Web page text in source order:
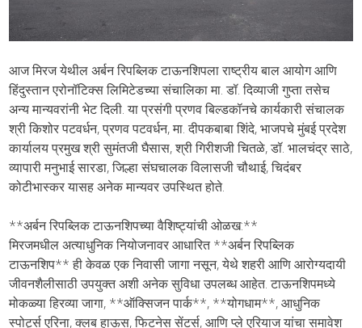
आज मिरज येथील अर्बन रिपब्लिक टाऊनशिपला राष्ट्रीय बाल आयोग आणि
हिंदुस्तान एरोनॉटिक्स लिमिटेडच्या संचालिका मा. डॉ. दिव्याजी गुप्ता तसेच
अन्य मान्यवरांनी भेट दिली. या प्रसंगी प्रणव बिल्डकॉनचे कार्यकारी संचालक
श्री किशोर पटवर्धन, प्रणव पटवर्धन, मा. दीपकबाबा शिंदे, भाजपचे मुंबई प्रदेश
कार्यालय प्रमुख श्री सुमंतजी घैसास, श्री गिरीशजी चितळे, डॉ. भालचंद्र साठे,
व्यापारी मनुभाई सारडा, जिल्हा संघचालक विलासजी चौथाई, चिदंबर
कोटीभास्कर यासह अनेक मान्यवर उपस्थित होते.
**अर्बन रिपब्लिक टाऊनशिपच्या वैशिष्ट्यांची ओळख:**
मिरजमधील अत्याधुनिक नियोजनावर आधारित **अर्बन रिपब्लिक
टाऊनशिप** ही केवळ एक निवासी जागा नसून, येथे शहरी आणि आरोग्यदायी
जीवनशैलीसाठी उपयुक्त अशी अनेक सुविधा उपलब्ध आहेत. टाऊनशिपमध्ये
मोकळ्या हिरव्या जागा, **ऑक्सिजन पार्क**, **योगधाम**, आधुनिक
स्पोर्ट्स एरिना, क्लब हाऊस, फिटनेस सेंटर्स, आणि प्ले एरियाज यांचा समावेश